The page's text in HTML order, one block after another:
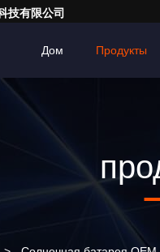
有限公司
Дом Продукты